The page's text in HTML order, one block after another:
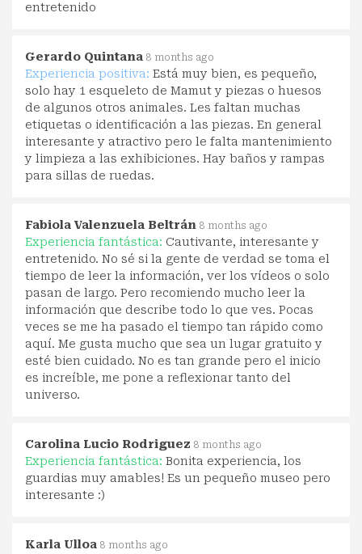
entretenido
Gerardo Quintana 8 months ago
Experiencia positiva: Está muy bien, es pequeño,
solo hay 1 esqueleto de Mamut y piezas o huesos
de algunos otros animales. Les faltan muchas
etiquetas o identificación a las piezas. En general
interesante y atractivo pero le falta mantenimiento
y limpieza a las exhibiciones. Hay baños y rampas
para sillas de ruedas.
Fabiola Valenzuela Beltrán 8 months ago
Experiencia fantástica: Cautivante, interesante y
entretenido. No sé si la gente de verdad se toma el
tiempo de leer la información, ver los vídeos o solo
pasan de largo. Pero recomiendo mucho leer la
información que describe todo lo que ves. Pocas
veces se me ha pasado el tiempo tan rápido como
aquí. Me gusta mucho que sea un lugar gratuito y
esté bien cuidado. No es tan grande pero el inicio
es increíble, me pone a reflexionar tanto del
universo.
Carolina Lucio Rodriguez 8 months ago
Experiencia fantástica: Bonita experiencia, los
guardias muy amables! Es un pequeño museo pero
interesante :)
Karla Ulloa 8 months ago